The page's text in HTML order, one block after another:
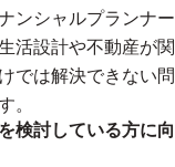
ンシャルプランナー
活設計や不動産が関
では解決できない問
。
検討している方に向